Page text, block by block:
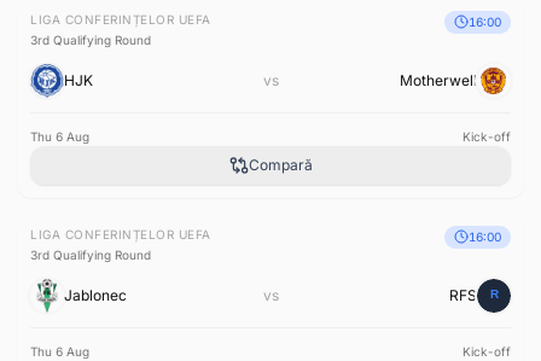
LIGA CONFERINȚELOR UEFA
3rd Qualifying Round
16:00
HJK vs Motherwell
Thu 6 Aug Kick-off
Compară
LIGA CONFERINȚELOR UEFA
3rd Qualifying Round
16:00
Jablonec vs RFS
Thu 6 Aug Kick-off